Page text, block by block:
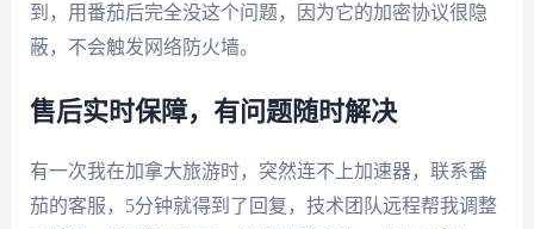
到，用番茄后完全没这个问题，因为它的加密协议很隐
蔽，不会触发网络防火墙。
售后实时保障，有问题随时解决
有一次我在加拿大旅游时，突然连不上加速器，联系番
茄的客服，5分钟就得到了回复，技术团队远程帮我调整